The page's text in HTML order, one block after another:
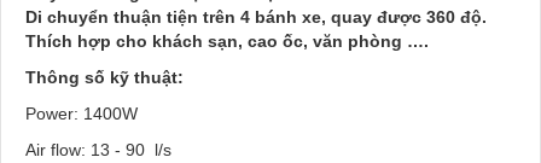
Di chuyển thuận tiện trên 4 bánh xe, quay được 360 độ.
Thích hợp cho khách sạn, cao ốc, văn phòng ….
Thông số kỹ thuật:
Power: 1400W
Air flow: 13 - 90 l/s